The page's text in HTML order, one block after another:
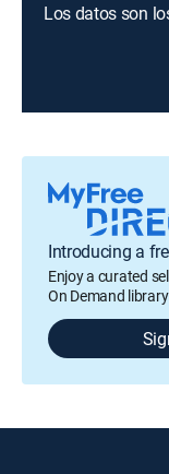
Los datos son
Introducing a
Enjoy a curated
On Demand library